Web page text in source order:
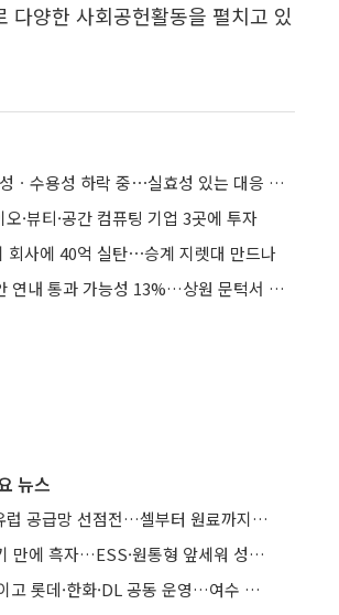
다양한 사회공헌활동을 펼치고 있
한은 "현금 접근성ㆍ수용성 하락 중⋯실효성 있는 대응 필요"
·뷰티·공간 컴퓨팅 기업 3곳에 투자
회사에 40억 실탄⋯승계 지렛대 만드나
美 클래리티 법안 연내 통과 가능성 13%…상원 문턱서 제동
뉴스
K배터리, 북미·유럽 공급망 선점전…셀부터 원료까지 현지화
LG엔솔, 2개 분기 만에 흑자…ESS·원통형 앞세워 성장 가속
NCC 139만t 줄이고 롯데·한화·DL 공동 운영…여수 1호 본궤도